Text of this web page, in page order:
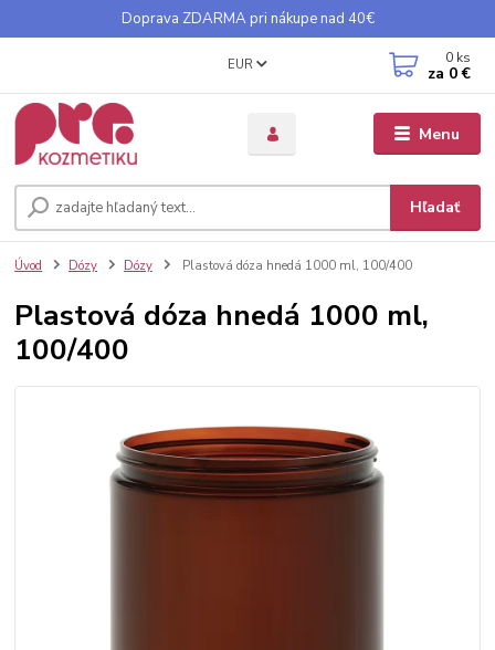
Doprava ZDARMA pri nákupe nad 40€
Menu
EUR
Hľadať
0 ks
za 0 €
Úvod Dózy Dózy Plastová dóza hnedá 1000 ml, 100/400
Plastová dóza hnedá 1000 ml,
100/400